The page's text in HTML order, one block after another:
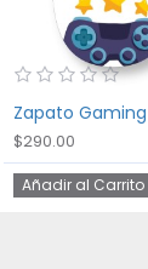
Zapato Gaming
$290.00
Añadir al Carrito